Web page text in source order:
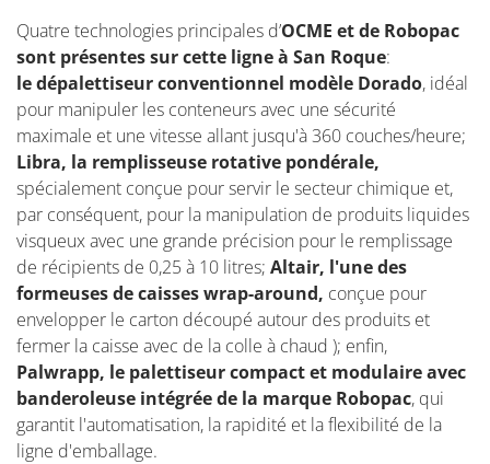
Quatre technologies principales d’OCME et de Robopac
sont présentes sur cette ligne à San Roque:
le dépalettiseur conventionnel modèle Dorado, idéal
pour manipuler les conteneurs avec une sécurité
maximale et une vitesse allant jusqu'à 360 couches/heure;
Libra, la remplisseuse rotative pondérale,
spécialement conçue pour servir le secteur chimique et,
par conséquent, pour la manipulation de produits liquides
visqueux avec une grande précision pour le remplissage
de récipients de 0,25 à 10 litres; Altair, l'une des
formeuses de caisses wrap-around, conçue pour
envelopper le carton découpé autour des produits et
fermer la caisse avec de la colle à chaud ); enfin,
Palwrapp, le palettiseur compact et modulaire avec
banderoleuse intégrée de la marque Robopac, qui
garantit l'automatisation, la rapidité et la flexibilité de la
ligne d'emballage.